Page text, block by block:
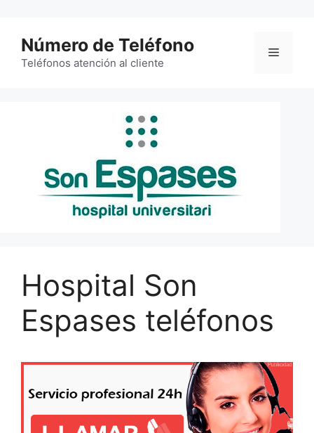
contenido
Número de Teléfono
Teléfonos atención al cliente
Menú
Hospital Son
Espases teléfonos